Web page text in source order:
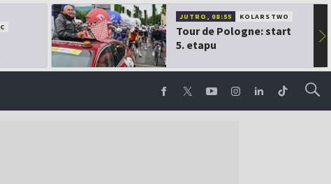
JUTRO, 08:55 KOLARSTWO
Tour de Pologne: start
5. etapu
▶